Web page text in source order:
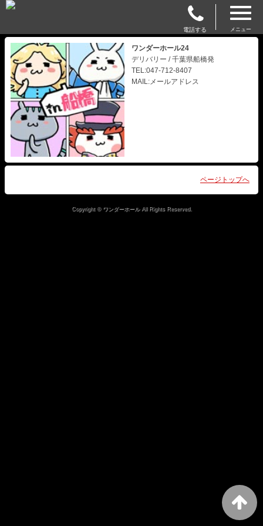
電話する メニュー
ワンダーホール24
デリバリー / 千葉県船橋発
TEL:047-712-8407
MAIL:メールアドレス
ページトップへ
Copyright © ワンダーホール All Rights Reserved.